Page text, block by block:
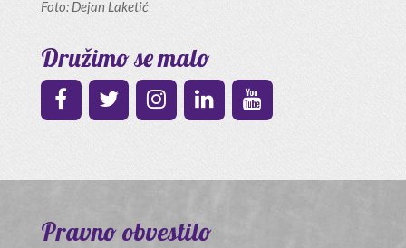
Foto: Dejan Laketić
Družimo se malo
Pravno obvestilo